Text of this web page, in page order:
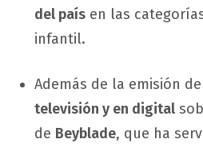
del país en las
infantil.
Además de la emisión
televisión y en digital
de Beyblade, que ha